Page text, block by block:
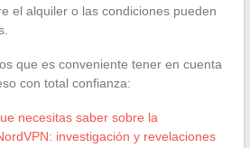
el alquiler o las condiciones pueden
que es conveniente tener en cuenta
con total confianza:
necesitas saber sobre la
investigación y revelaciones